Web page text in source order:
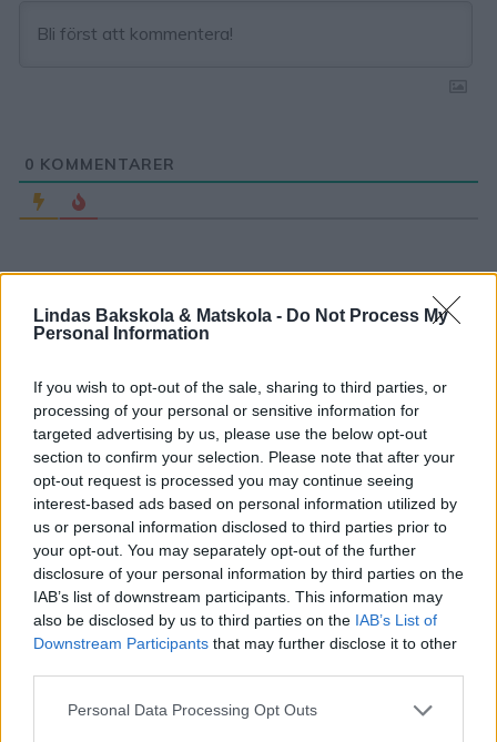
Lindas Bakskola & Matskola - Do Not Process My
Personal Information
If you wish to opt-out of the sale, sharing to third parties, or
processing of your personal or sensitive information for
targeted advertising by us, please use the below opt-out
section to confirm your selection. Please note that after your
opt-out request is processed you may continue seeing
interest-based ads based on personal information utilized by
us or personal information disclosed to third parties prior to
your opt-out. You may separately opt-out of the further
disclosure of your personal information by third parties on the
IAB’s list of downstream participants. This information may
also be disclosed by us to third parties on the IAB’s List of
Downstream Participants that may further disclose it to other
Personal Data Processing Opt Outs
0 KOMMENTARER